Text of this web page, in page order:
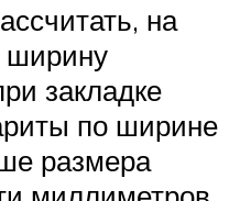
на
ширину
закладке
по ширине
размера